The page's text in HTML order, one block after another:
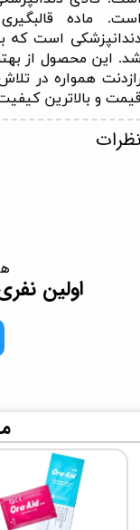
ماده
است که
این محصول از
همواره در
و بالاترین
اولین